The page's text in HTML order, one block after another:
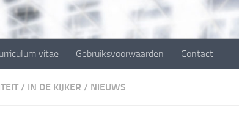
vitae Gebruiksvoorwaarden Contact
/ IN DE KIJKER / NIEUWS